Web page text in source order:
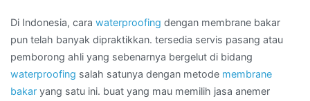
BARAT
Di Indonesia, cara waterproofing dengan membrane bakar
pun telah banyak dipraktikkan. tersedia servis pasang atau
pemborong ahli yang sebenarnya bergelut di bidang
waterproofing salah satunya dengan metode membrane
bakar yang satu ini. buat yang mau memilih jasa anemer